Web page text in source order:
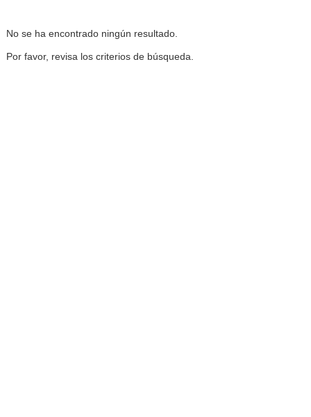
No se ha encontrado ningún resultado.
Por favor, revisa los criterios de búsqueda.